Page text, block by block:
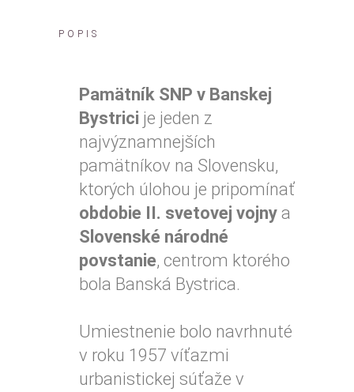
POPIS
Pamätník SNP v Banskej
Bystrici je jeden z
najvýznamnejších
pamätníkov na Slovensku,
ktorých úlohou je pripomínať
obdobie II. svetovej vojny a
Slovenské národné
povstanie, centrom ktorého
bola Banská Bystrica.
Umiestnenie bolo navrhnuté
v roku 1957 víťazmi
urbanistickej súťaže v